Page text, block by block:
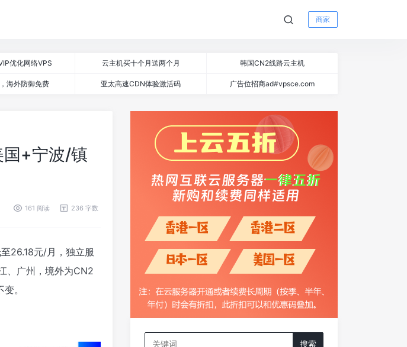
商家
优化网络VPS 云主机买十个月送两个月 韩国CN2线路云主机
海外防御免费 亚太高速CDN体验激活码 广告位招商ad#vpsce.com
+宁波/镇
161 阅读 236 字数
26.18元/月，独立服
、广州，境外为CN2
。
Search